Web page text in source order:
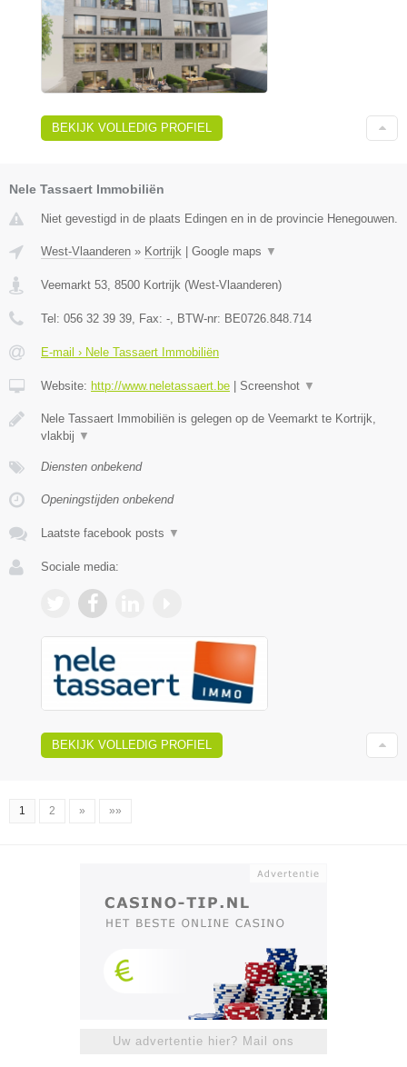
BEKIJK VOLLEDIG PROFIEL
Nele Tassaert Immobiliën
Niet gevestigd in de plaats Edingen en in de provincie Henegouwen.
West-Vlaanderen » Kortrijk Google maps ▼
Veemarkt 53 8500 Kortrijk (West-Vlaanderen)
Tel: 056 32 39 39 , Fax: - , BTW-nr: BE0726.848.714
E-mail › Nele Tassaert Immobiliën
Website: http://www.neletassaert.be Screenshot ▼
Nele Tassaert Immobiliën is gelegen op de Veemarkt te Kortrijk,
vlakbij ▼
Diensten onbekend
Openingstijden onbekend
Laatste facebook posts ▼
Sociale media:
BEKIJK VOLLEDIG PROFIEL
1 2 » »»
Uw advertentie hier? Mail ons